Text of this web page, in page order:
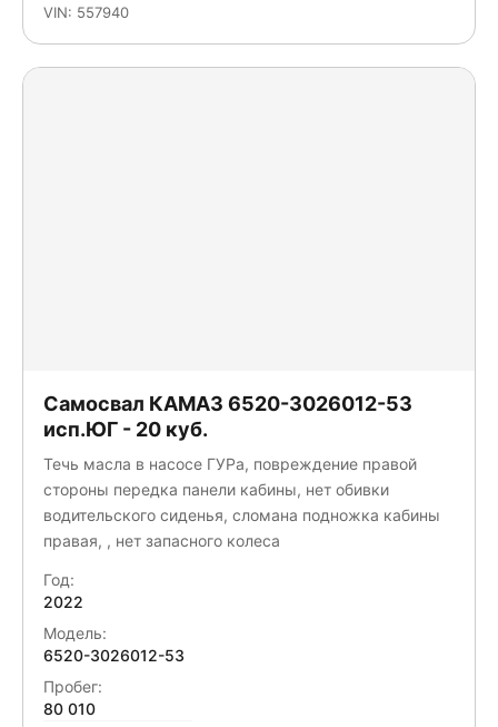
VIN: 557940
Самосвал КАМАЗ 6520-3026012-53
исп.ЮГ - 20 куб.
Течь масла в насосе ГУРа, повреждение правой
стороны передка панели кабины, нет обивки
водительского сиденья, сломана подножка кабины
правая, , нет запасного колеса
Год:
2022
Модель:
6520-3026012-53
Пробег:
80 010